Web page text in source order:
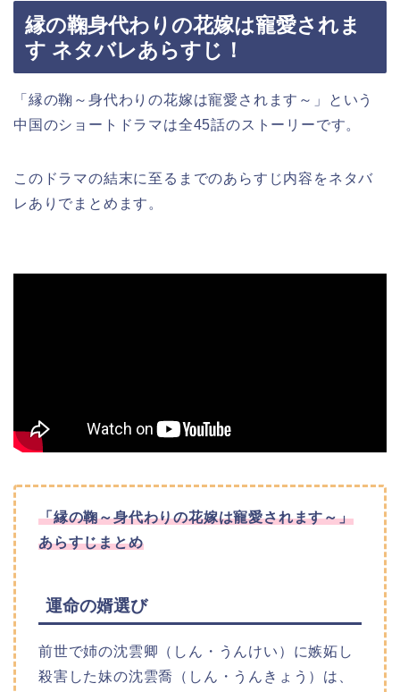
縁の鞠身代わりの花嫁は寵愛されま
す ネタバレあらすじ！
「縁の鞠～身代わりの花嫁は寵愛されます～」という
中国のショートドラマは全45話のストーリーです。
このドラマの結末に至るまでのあらすじ内容をネタバ
レありでまとめます。
「縁の鞠～身代わりの花嫁は寵愛されます～」
あらすじまとめ
運命の婿選び
前世で姉の沈雲卿（しん・うんけい）に嫉妬し
殺害した妹の沈雲喬（しん・うんきょう）は、